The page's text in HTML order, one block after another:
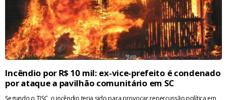
Incêndio por R$ 10 mil: ex-vice-prefeito é condenado
por ataque a pavilhão comunitário em SC
Segundo o TJSC, o incêndio teria sido para provocar repercussão política em